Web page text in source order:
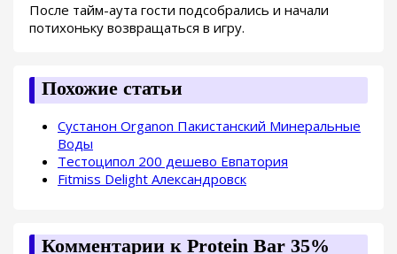
После тайм-аута гости подсобрались и начали
потихоньку возвращаться в игру.
Похожие статьи
Сустанон Organon Пакистанский Минеральные
Воды
Тестоципол 200 дешево Евпатория
Fitmiss Delight Александровск
Комментарии к Protein Bar 35%